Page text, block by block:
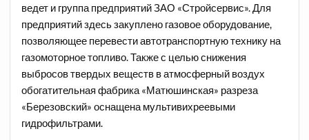
ведет и группа предприятий ЗАО «Стройсервис». Для
предприятий здесь закуплено газовое оборудование,
позволяющее перевести автотранспортную технику на
газомоторное топливо. Также с целью снижения
выбросов твердых веществ в атмосферный воздух
обогатительная фабрика «Матюшинская» разреза
«Березовский» оснащена мультивихреевыми
гидрофильтрами.